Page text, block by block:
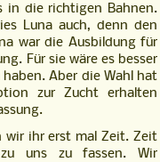
in die richtigen Bahnen.
Luna auch, denn den
war die Ausbildung für
Für sie wäre es besser
Aber die Wahl hat
zur Zucht erhalten
wir ihr erst mal Zeit. Zeit
uns zu fassen. Wir